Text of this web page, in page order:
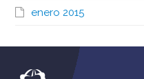
enero 2015